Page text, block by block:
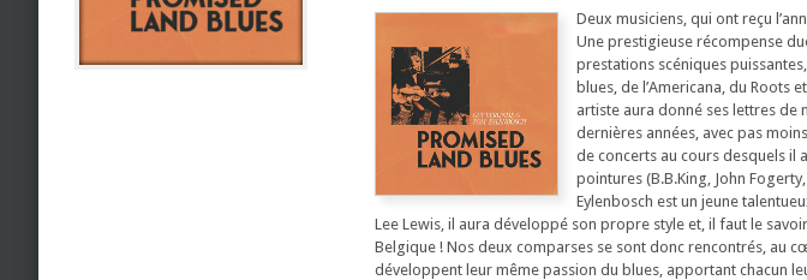
Deux musiciens, qui ont reçu
Une prestigieuse récompense
prestations scéniques
blues, de l’Americana, du Roots
artiste aura donné ses lettres de
dernières années, avec pas
de concerts au cours desquels il
pointures (B.B.King, John
Eylenbosch est un jeune
Lee Lewis, il aura développé son propre style et, il faut le
Belgique ! Nos deux comparses se sont donc rencontrés, au
développent leur même passion du blues, apportant chacun